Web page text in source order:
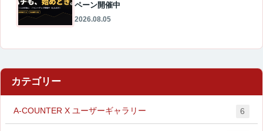
ペーン開催中
2026.08.05
カテゴリー
A-COUNTER X ユーザーギャラリー 6